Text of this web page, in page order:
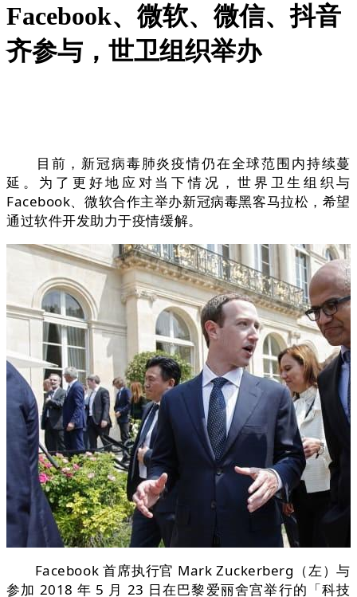
Facebook、微软、微信、抖音
齐参与，世卫组织举办
目前，新冠病毒肺炎疫情仍在全球范围内持续蔓
延。为了更好地应对当下情况，世界卫生组织与
Facebook、微软合作主举办新冠病毒黑客马拉松，希望
通过软件开发助力于疫情缓解。
Facebook 首席执行官 Mark Zuckerberg（左）与
参加 2018 年 5 月 23 日在巴黎爱丽舍宫举行的「科技